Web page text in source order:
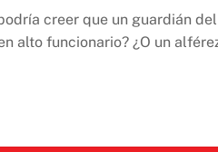
creer que un guardián
alto funcionario? ¿O un